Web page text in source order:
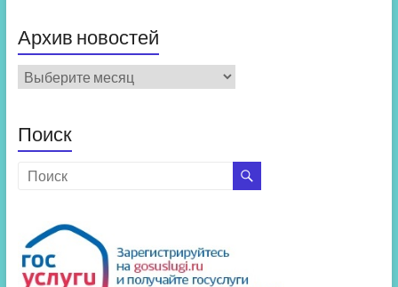
Архив новостей
Архив
новостей
Поиск